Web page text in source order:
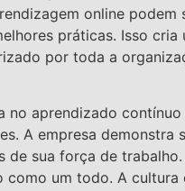
online podem
práticas. Isso cria
por toda a
aprendizado
A empresa demonstra
sua força de
um todo. A cultura